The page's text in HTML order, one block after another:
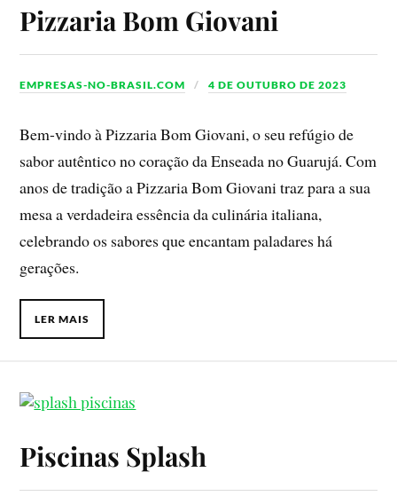
Pizzaria Bom Giovani
EMPRESAS-NO-BRASIL.COM 4 DE OUTUBRO DE 2023
Bem-vindo à Pizzaria Bom Giovani, o seu refúgio de
sabor autêntico no coração da Enseada no Guarujá. Com
anos de tradição a Pizzaria Bom Giovani traz para a sua
mesa a verdadeira essência da culinária italiana,
celebrando os sabores que encantam paladares há
gerações.
LER MAIS
Piscinas Splash